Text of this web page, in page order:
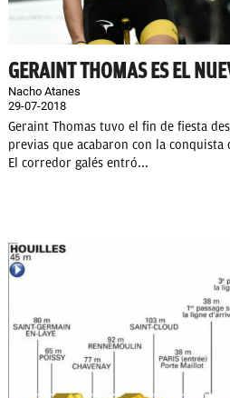
GERAINT THOMAS ES EL
Nacho Atanes
29-07-2018
Geraint Thomas tuvo el fin de fiesta
previas que acabaron con la
El corredor galés entró...